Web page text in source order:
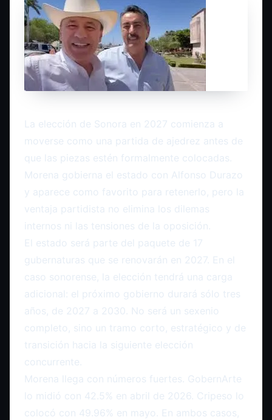
La elección de Sonora en 2027 comienza a
moverse como una partida de ajedrez antes de
que las piezas estén formalmente colocadas.
Morena gobierna el estado con Alfonso Durazo
y aparece como favorito para retenerlo, pero la
ventaja partidista no elimina los dilemas
internos ni las tensiones de la oposición.
El estado será parte del paquete de 17
gubernaturas que se renovarán en 2027. En el
caso sonorense, la elección tendrá una carga
adicional: el próximo gobierno durará sólo tres
años, de 2027 a 2030. No será un sexenio
completo, sino un tramo corto, estratégico y de
transición hacia la siguiente elección
concurrente.
Morena llega con números fuertes. GobernArte
lo midió con 42.5% en abril de 2026. Cripeso lo
colocó con 49.96% en mayo. En ambos casos,